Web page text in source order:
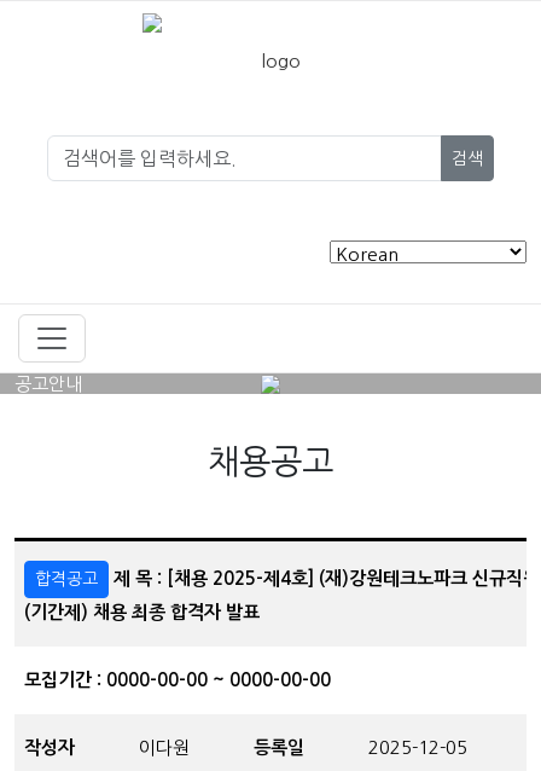
검색
공고안내
채용공고
합격공고
제 목 : [채용 2025-제4호] (재)강원테크노파크 신규직원
(기간제) 채용 최종 합격자 발표
모집기간 : 0000-00-00 ~ 0000-00-00
작성자 이다원 등록일 2025-12-05